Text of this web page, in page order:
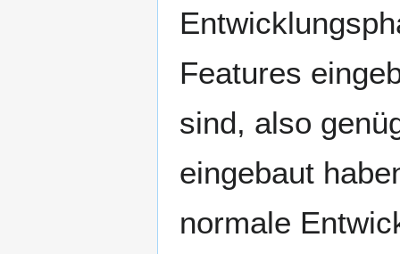
Features
sind, also
eingebaut
normale